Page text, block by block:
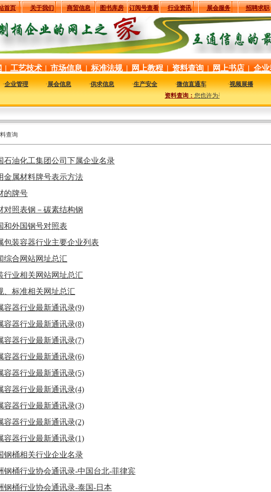
首页 关于我们 商贸信息 图书库房 订阅号查看 行业资讯 展会服务 招聘求职
| 工艺技术 | 市场信息 | 标准法规 | 网上教程 | 资料查询 | 网上书店 | 企业
·企业管理 ·展会信息 ·供求信息 ·生产安全 ·微信直通车 ·视频展播
资料查询： 您也许为寻找某些与行业相关
查询
石油化工集团公司下属企业名录
金属材料牌号表示方法
的牌号
对照表钢－碳素结构钢
和外国钢号对照表
包装容器行业主要企业列表
综合网站网址总汇
行业相关网站网址总汇
、标准相关网址总汇
容器行业最新通讯录(9)
容器行业最新通讯录(8)
容器行业最新通讯录(7)
容器行业最新通讯录(6)
容器行业最新通讯录(5)
容器行业最新通讯录(4)
容器行业最新通讯录(3)
容器行业最新通讯录(2)
容器行业最新通讯录(1)
钢桶相关行业企业名录
钢桶行业协会通讯录-中国台北-菲律宾
钢桶行业协会通讯录-泰国-日本